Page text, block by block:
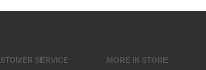
SERVICE MORE IN STORE